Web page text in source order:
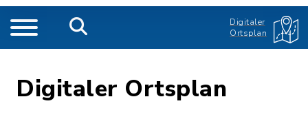
Digitaler
Ortsplan
Digitaler Ortsplan